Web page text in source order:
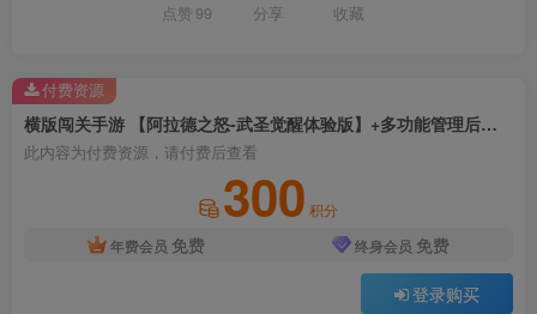
点赞 99 分享 收藏
横版闯关手游 【阿拉德之怒-武圣觉醒体验版】+多功能管理后台+GM授权后台+配套中文表+安卓苹果双端+Linux手工服务端搭建教程
此内容为付费资源，请付费后查看
300 积分
年费会员 免费 终身会员 免费
登录购买
付费资源